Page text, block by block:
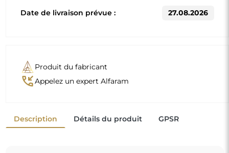
Date de livraison prévue : 27.08.2026
Produit du fabricant
phone_callbackAppelez un expert Alfaram
Description Détails du produit GPSR